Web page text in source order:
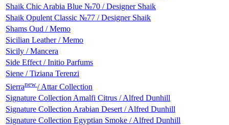
Shaik Chic Arabia Blue №70 / Designer Shaik
Shaik Opulent Classic №77 / Designer Shaik
Shams Oud / Memo
Sicilian Leather / Memo
Sicily / Mancera
Side Effect / Initio Parfums
Siene / Tiziana Terenzi
Sierranew/ Attar Collection
Signature Collection Amalfi Citrus / Alfred Dunhill
Signature Collection Arabian Desert / Alfred Dunhill
Signature Collection Egyptian Smoke / Alfred Dunhill